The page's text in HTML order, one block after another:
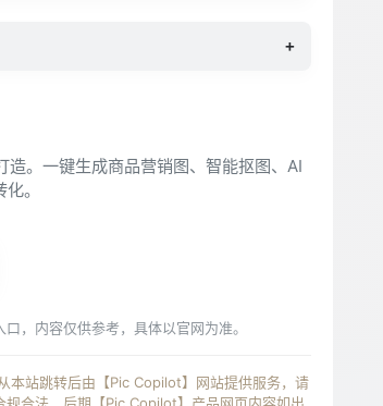
+
。一键生成商品营销图、智能抠图、AI
。
，内容仅供参考，具体以官网为准。
本站跳转后由【Pic Copilot】网站提供服务，请